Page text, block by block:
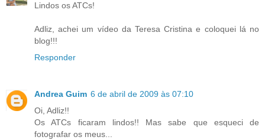
Lindos os ATCs!
Adliz, achei um vídeo da Teresa Cristina e coloquei lá no
blog!!!
Responder
Andrea Guim 6 de abril de 2009 às 07:10
Oi, Adliz!!
Os ATCs ficaram lindos!! Mas sabe que esqueci de
fotografar os meus...